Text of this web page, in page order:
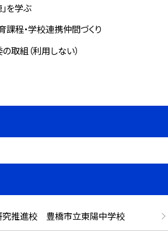
を学ぶ
程・学校連携仲間づくり
取組（利用しない）
究推進校 豊橋市立東陽中学校